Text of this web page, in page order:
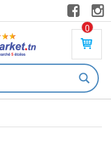
0
PR
DU
IT(
S)